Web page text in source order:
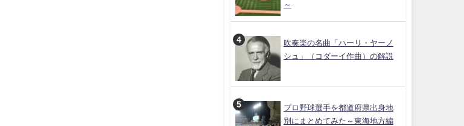
～
吹奏楽の名曲「ハーリ・ヤーノ
シュ」（コダーイ作曲）の解説
プロ野球選手を都道府県出身地
別にまとめてみた～東海地方編